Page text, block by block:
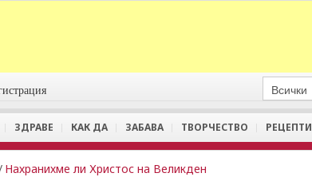
ЗДРАВЕ КАК ДА ЗАБАВА ТВОРЧЕСТВО РЕЦЕПТИ
Нахранихме ли Христос на Великден